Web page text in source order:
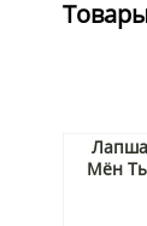
Лапша
Мён